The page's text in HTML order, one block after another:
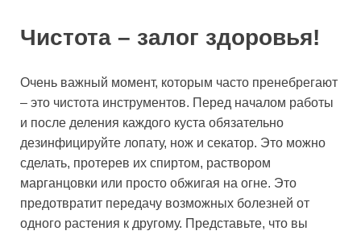
Чистота – залог здоровья!
Очень важный момент, которым часто пренебрегают
– это чистота инструментов. Перед началом работы
и после деления каждого куста обязательно
дезинфицируйте лопату, нож и секатор. Это можно
сделать, протерев их спиртом, раствором
марганцовки или просто обжигая на огне. Это
предотвратит передачу возможных болезней от
одного растения к другому. Представьте, что вы